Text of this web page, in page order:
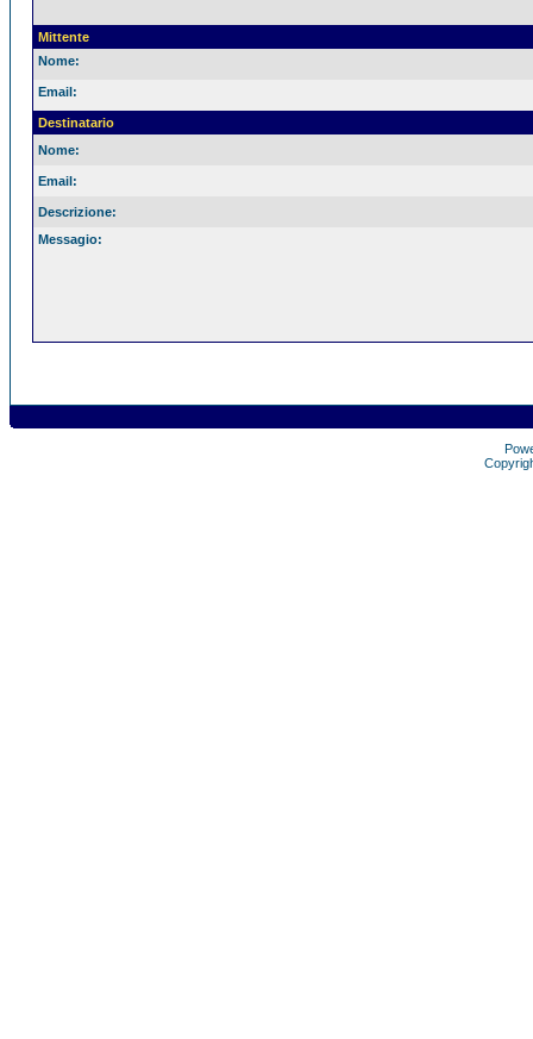
Mittente
Nome:
Email:
Destinatario
Nome:
Email:
Descrizione:
Messagio: